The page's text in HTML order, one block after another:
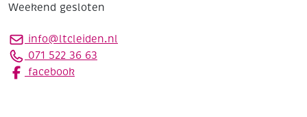
Weekend gesloten
info@ltcleiden.nl
071 522 36 63
facebook